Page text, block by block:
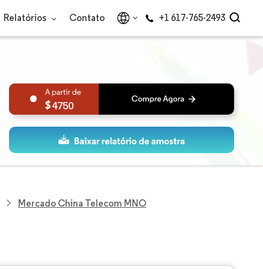
Relatórios Contato +1 617-765-2493
4750
Mercado China Telecom MNO